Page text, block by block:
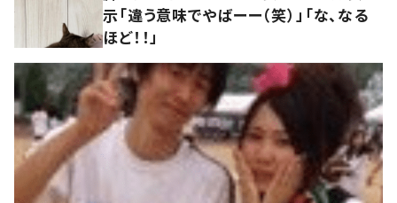
示「違う意味でやばーー（笑）」「な、なる
ほど！！」